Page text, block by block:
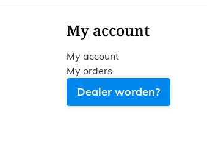
My account
My account
My orders
Dealer worden?